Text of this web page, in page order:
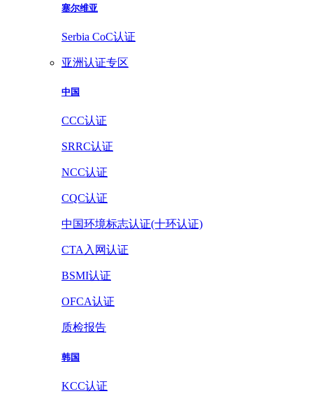
塞尔维亚
Serbia CoC认证
亚洲认证专区
中国
CCC认证
SRRC认证
NCC认证
CQC认证
中国环境标志认证(十环认证)
CTA入网认证
BSMI认证
OFCA认证
质检报告
韩国
KCC认证